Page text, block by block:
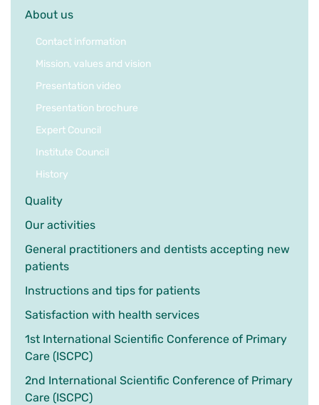
About us
Contact information
Mission, values and vision
Presentation video
Presentation brochure
Expert Council
Institute Council
History
Quality
Our activities
General practitioners and dentists accepting new
patients
Instructions and tips for patients
Satisfaction with health services
1st International Scientific Conference of Primary
Care (ISCPC)
2nd International Scientific Conference of Primary
Care (ISCPC)